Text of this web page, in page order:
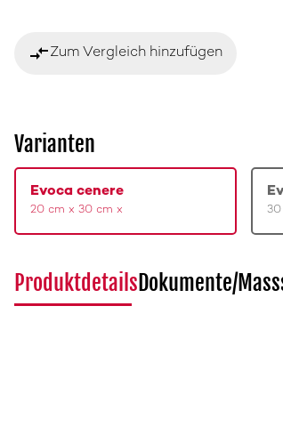
compare_arrowsZum Vergleich hinzufügen
Varianten
Evoca cenere
20 cm x 30 cm x
ProduktdetailsDokumente/